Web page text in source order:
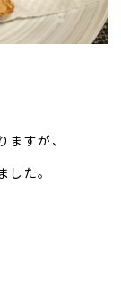
すが、
た。